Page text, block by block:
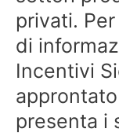
privati.
di
Incentivi
presenta i